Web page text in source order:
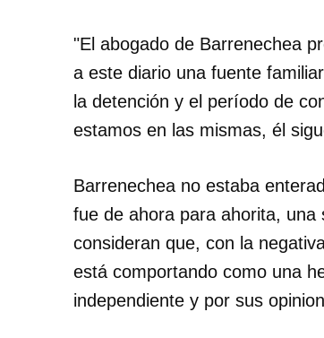
"El abogado de Barrenechea
a este diario una fuente
la detención y el período de
estamos en las mismas, él
Barrenechea no estaba
fue de ahora para ahorita, una
consideran que, con la
está comportando como una
independiente y por sus